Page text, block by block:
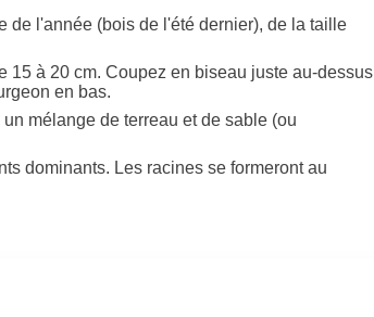
de l'année (bois de l'été dernier), de la taille
15 à 20 cm. Coupez en biseau juste au-dessus
en bas.
mélange de terreau et de sable (ou
dominants. Les racines se formeront au